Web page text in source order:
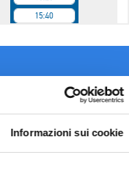
Informazioni sui cookie